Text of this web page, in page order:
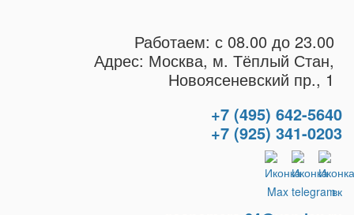
Работаем: с 08.00 до 23.00
Адрес: Москва, м. Тёплый Стан,
Новоясеневский пр., 1
+7 (495) 642-5640
+7 (925) 341-0203